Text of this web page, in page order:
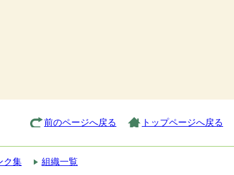
前のページへ戻る トップページへ戻る
ク集 組織一覧